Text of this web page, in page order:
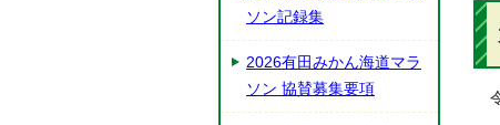
ソン記録集
2026有田みかん海道マラ
ソン 協賛募集要項